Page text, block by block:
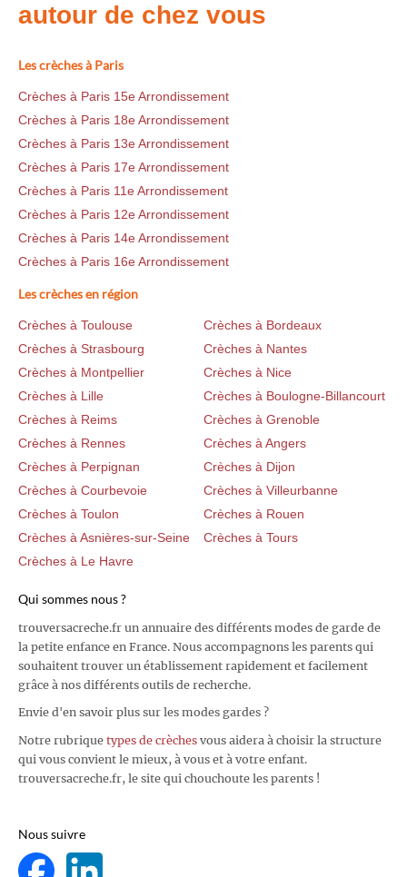
autour de chez vous
Les crèches à Paris
Crèches à Paris 15e Arrondissement
Crèches à Paris 18e Arrondissement
Crèches à Paris 13e Arrondissement
Crèches à Paris 17e Arrondissement
Crèches à Paris 11e Arrondissement
Crèches à Paris 12e Arrondissement
Crèches à Paris 14e Arrondissement
Crèches à Paris 16e Arrondissement
Les crèches en région
Crèches à Toulouse
Crèches à Bordeaux
Crèches à Strasbourg
Crèches à Nantes
Crèches à Montpellier
Crèches à Nice
Crèches à Lille
Crèches à Boulogne-Billancourt
Crèches à Reims
Crèches à Grenoble
Crèches à Rennes
Crèches à Angers
Crèches à Perpignan
Crèches à Dijon
Crèches à Courbevoie
Crèches à Villeurbanne
Crèches à Toulon
Crèches à Rouen
Crèches à Asnières-sur-Seine
Crèches à Tours
Crèches à Le Havre
Qui sommes nous ?
trouversacreche.fr un annuaire des différents modes de garde de
la petite enfance en France. Nous accompagnons les parents qui
souhaitent trouver un établissement rapidement et facilement
grâce à nos différents outils de recherche.
Envie d'en savoir plus sur les modes gardes ?
Notre rubrique types de crèches vous aidera à choisir la structure
qui vous convient le mieux, à vous et à votre enfant.
trouversacreche.fr, le site qui chouchoute les parents !
Nous suivre